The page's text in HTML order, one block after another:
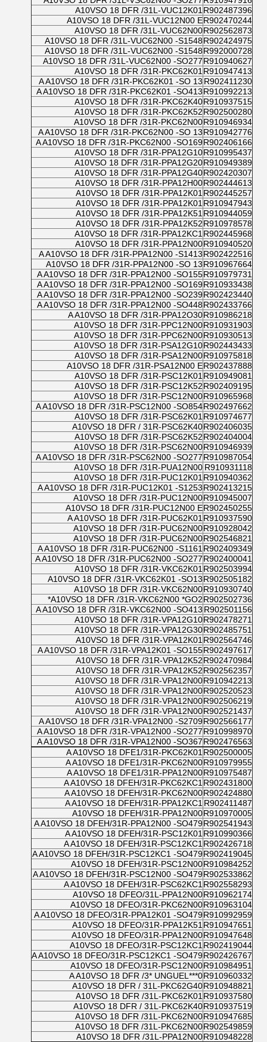
R902487396
A10VSO 18 DFR /31L-VUC12K01
R902470244
A10VSO 18 DFR /31L-VUC12N00 E
R902562873
A10VSO 18 DFR /31L-VUC62N00
R902424975
A10VSO 18 DFR /31L-VUC62N00 -S1548
R992000728
A10VSO 18 DFR /31L-VUC62N00 -S1548
R910940627
A10VSO 18 DFR /31L-VUC62N00 -SO277
R910947413
A10VSO 18 DFR /31R-PKC62K01
R902411230
A A10VSO 18 DFR /31R-PKC62K01 -SO 13
R910992213
A A10VSO 18 DFR /31R-PKC62K01 -SO413
R910937515
A10VSO 18 DFR /31R-PKC62K40
R902500280
A10VSO 18 DFR /31R-PKC62K52
R910946934
A10VSO 18 DFR /31R-PKC62N00
R910942776
A A10VSO 18 DFR /31R-PKC62N00 -SO 13
R902406166
A A10VSO 18 DFR /31R-PKC62N00 -SO169
R910995437
A10VSO 18 DFR /31R-PPA12G10
R910949389
A10VSO 18 DFR /31R-PPA12G20
R902420307
A10VSO 18 DFR /31R-PPA12G40
R902444613
A10VSO 18 DFR /31R-PPA12H00
R902445257
A10VSO 18 DFR /31R-PPA12K01
R910947943
A10VSO 18 DFR /31R-PPA12K01
R910944059
A10VSO 18 DFR /31R-PPA12K51
R910978578
A10VSO 18 DFR /31R-PPA12K52
R902445968
A10VSO 18 DFR /31R-PPA12KC1
R910940520
A10VSO 18 DFR /31R-PPA12N00
R902422516
A A10VSO 18 DFR /31R-PPA12N00 -S1413
R910967664
A10VSO 18 DFR /31R-PPA12N00 -SO 13
R910979731
A A10VSO 18 DFR /31R-PPA12N00 -SO155
R910933438
A A10VSO 18 DFR /31R-PPA12N00 -SO169
R902423440
A A10VSO 18 DFR /31R-PPA12N00 -SO239
R902433766
A A10VSO 18 DFR /31R-PPA12N00 -SO448
R910986218
A A10VSO 18 DFR /31R-PPA12O30
R910931903
A10VSO 18 DFR /31R-PPC12N00
R910930513
A10VSO 18 DFR /31R-PPC62N00
R902443433
A10VSO 18 DFR /31R-PSA12G10
R910975818
A10VSO 18 DFR /31R-PSA12N00
R902437888
A10VSO 18 DFR /31R-PSA12N00 E
R910949081
A10VSO 18 DFR /31R-PSC12K01
R902409195
A10VSO 18 DFR /31R-PSC12K52
R910965968
A10VSO 18 DFR /31R-PSC12N00
R902497662
A A10VSO 18 DFR /31R-PSC12N00 -SO854
R910974677
A10VSO 18 DFR /31R-PSC62K01
R902406035
A10VSO 18 DFR / 31R-PSC62K40
R902404004
A10VSO 18 DFR /31R-PSC62K52
R910946939
A10VSO 18 DFR /31R-PSC62N00
R910987054
A A10VSO 18 DFR /31R-PSC62N00 -SO277
R910931118
A10VSO 18 DFR /31R-PUA12N00
R910940362
A10VSO 18 DFR /31R-PUC12K01
R902413215
A A10VSO 18 DFR /31R-PUC12K01 -S1253
R910945007
A10VSO 18 DFR /31R-PUC12N00
R902450255
A10VSO 18 DFR /31R-PUC12N00 E
R910937590
A A10VSO 18 DFR /31R-PUC62K01
R910928042
A10VSO 18 DFR /31R-PUC62N00
R902546821
A10VSO 18 DFR /31R-PUC62N00
R902409349
A A10VSO 18 DFR /31R-PUC62N00 -S1161
R902400041
A A10VSO 18 DFR /31R-PUC62N00 -SO277
R902503994
A10VSO 18 DFR /31R-VKC62K01
R902505182
A10VSO 18 DFR /31R-VKC62K01 -SO13
R910930740
A10VSO 18 DFR /31R-VKC62N00
R902502736
A10VSO 18 DFR /31R-VKC62N00 *GO2*
R902501156
A A10VSO 18 DFR /31R-VKC62N00 -SO413
R902478271
A10VSO 18 DFR /31R-VPA12G10
R902485751
A10VSO 18 DFR /31R-VPA12G30
R902564746
A10VSO 18 DFR /31R-VPA12K01
R902497617
A A10VSO 18 DFR /31R-VPA12K01 -SO155
R902470984
A10VSO 18 DFR /31R-VPA12K52
R902562357
A10VSO 18 DFR /31R-VPA12K52
R910942213
A10VSO 18 DFR /31R-VPA12N00
R902520523
A10VSO 18 DFR /31R-VPA12N00
R902506219
A10VSO 18 DFR /31R-VPA12N00
R902521437
A10VSO 18 DFR /31R-VPA12N00
R902566177
A A10VSO 18 DFR /31R-VPA12N00 -S2709
R910998970
A A10VSO 18 DFR /31R-VPA12N00 -SO277
R902476563
A A10VSO 18 DFR /31R-VPA12N00 -SO367
R902500005
A A10VSO 18 DFE1/31R-PKC62K01
R910979955
A A10VSO 18 DFE1/31R-PKC62N00
R910975487
A A10VSO 18 DFE1/31R-PPA12N00
R902431800
A A10VSO 18 DFEH/31R-PKC62KC1
R902424880
A A10VSO 18 DFEH/31R-PKC62N00
R902411487
A A10VSO 18 DFEH/31R-PPA12KC1
R910970005
A10VSO 18 DFEH/31R-PPA12N00
R902541943
A A10VSO 18 DFEH/31R-PPA12N00 -SO479
R910990366
A A10VSO 18 DFEH/31R-PSC12K01
R902426718
A A10VSO 18 DFEH/31R-PSC12KC1
R902419045
A A10VSO 18 DFEH/31R-PSC12KC1 -SO479
R910984252
A10VSO 18 DFEH/31R-PSC12N00
R902533862
A A10VSO 18 DFEH/31R-PSC12N00 -SO479
R902558293
A A10VSO 18 DFEH/31R-PSC62KC1
R910962174
A10VSO 18 DFEO/31L-PPA12N00
R910963104
A10VSO 18 DFEO/31R-PKC62N00
R910992959
A A10VSO 18 DFEO/31R-PPA12K01 -SO479
R910947651
A10VSO 18 DFEO/31R-PPA12K51
R910947648
A10VSO 18 DFEO/31R-PPA12N00
R902419044
A10VSO 18 DFEO/31R-PSC12KC1
R902426767
A A10VSO 18 DFEO/31R-PSC12KC1 -SO479
R910984951
A10VSO 18 DFEO/31R-PSC12N00
R910960332
A A10VSO 18 DFR /3* UNGUEL***0
R910948821
A10VSO 18 DFR / 31L-PKC62G40
R910937580
A10VSO 18 DFR /31L-PKC62K01
R910937519
A10VSO 18 DFR / 31L-PKC62K40
R910947685
A10VSO 18 DFR /31L-PKC62N00
R902549859
A10VSO 18 DFR /31L-PKC62N00
R910948228
A10VSO 18 DFR /31L-PPA12N00